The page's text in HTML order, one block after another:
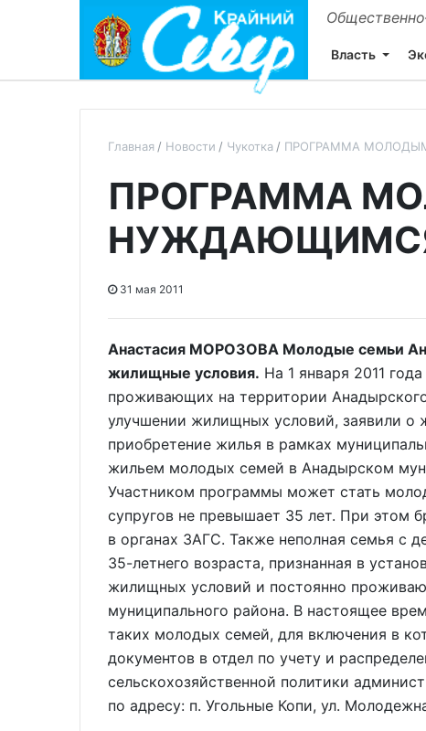
Власть
Главная Новости Чукотка ПРОГРАММА
ПРОГРАММА
31 мая 2011
Анастасия МОРОЗОВА Молодые семьи
жилищные условия. На 1 января 2011
проживающих на территории
улучшении жилищных условий, заявили о
приобретение жилья в рамках
жильем молодых семей в Анадырском
Участником программы может стать
супругов не превышает 35 лет. При этом
в органах ЗАГС. Также неполная семья с
35-летнего возраста, признанная в
жилищных условий и постоянно
муниципального района. В настоящее
таких молодых семей, для включения в
документов в отдел по учету и
сельскохозяйственной политики
по адресу: п. Угольные Копи, ул.